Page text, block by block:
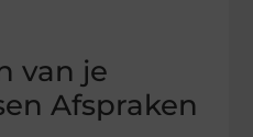
van je
Afspraken